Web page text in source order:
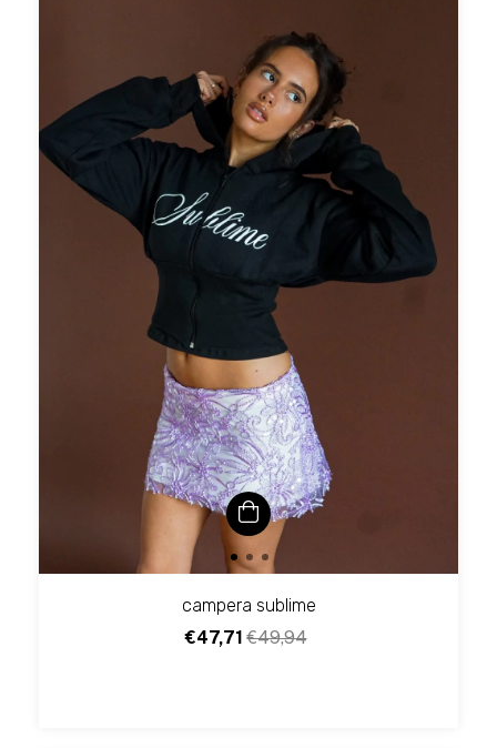
campera sublime
€47,71€49,94